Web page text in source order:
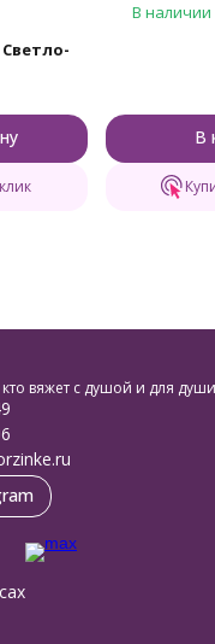
В наличии
В
вяжет с душой и для